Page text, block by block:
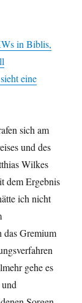
in Biblis,
eine
sich am
und des
Wilkes
dem Ergebnis
ich nicht
das Gremium
gehe es